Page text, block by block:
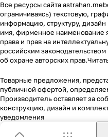
Все ресурсы сайта
ограничиваясь) текстовую,
информацию, структуру,
имя, фирменное наименование
права и прав на
российским
об охране авторских прав.
Товарные предложения,
публичной офертой,
Производитель оставляет за
конструкцию, дизайн и
уведомления